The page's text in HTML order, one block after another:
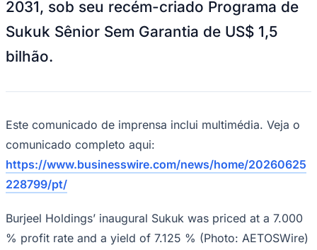
Hospitais Estaduais
Parques & Represas
Santana de Parnaíba
Para Sua Empresa
Guia de Empresas
Vagas na RegiãoNovo
Hub de Negócios
Guia Comercial
Selo Verificado
Agenda de Vestibulares
Vagas de Emprego
Concursos
2031, sob seu recém-criado Programa de
Sukuk Sênior Sem Garantia de US$ 1,5
bilhão.
Este comunicado de imprensa inclui multimédia. Veja o
comunicado completo aqui:
https://www.businesswire.com/news/home/20260625
228799/pt/
Burjeel Holdings’ inaugural Sukuk was priced at a 7.000
% profit rate and a yield of 7.125 % (Photo: AETOSWire)